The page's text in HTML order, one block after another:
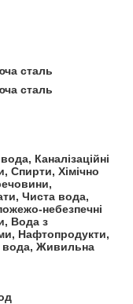
сталь
сталь
Каналізаційні
Спирти, Хімічно
Чиста вода,
небезпечні
Вода з
Нафтопродукти,
вода, Живильна